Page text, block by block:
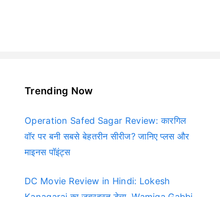
Trending Now
Operation Safed Sagar Review: कारगिल
वॉर पर बनी सबसे बेहतरीन सीरीज? जानिए प्लस और
माइनस पॉइंट्स
DC Movie Review in Hindi: Lokesh